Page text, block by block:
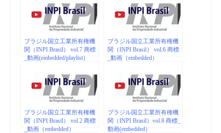
ブラジル国立工業所有権機
関（INPI Brasil） vol.7 商標
_動画(embedded/playlist）
ブラジル国立工業所有権機
関（INPI Brasil） vol.6 商標
_動画（embedded）
ブラジル国立工業所有権機
関（INPI Brasil） vol.2 商標
_動画（embedded）
ブラジル国立工業所有権機
関（INPI Brasil）vol.8 商標_
動画(embedded）